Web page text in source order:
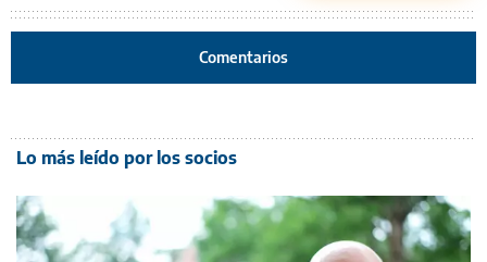
Comentarios
Lo más leído por los socios